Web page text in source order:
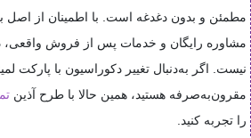
مطمئن و بدون دغدغه است. با اطمینان از اصل
مشاوره رایگان و خدمات پس از فروش واقعی،
نیست. اگر به‌دنبال تغییر دکوراسیون با پارکت
مقرون‌به‌صرفه هستید، همین حالا با طرح آذین
را تجربه کنید.